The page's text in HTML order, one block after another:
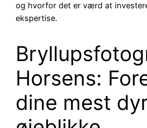
og hvorfor det er værd at
ekspertise.
Horsens:
dine mest